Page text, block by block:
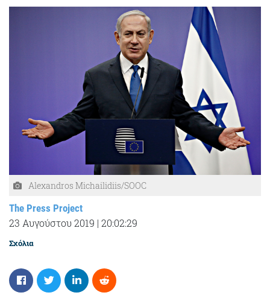
Alexandros Michailidiis/SOOC
The Press Project
23 Αυγούστου 2019 | 20:02:29
Σχόλια